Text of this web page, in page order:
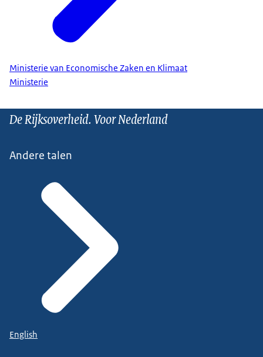
Ministerie van Economische Zaken en Klimaat
Ministerie
De Rijksoverheid. Voor Nederland
Andere talen
English